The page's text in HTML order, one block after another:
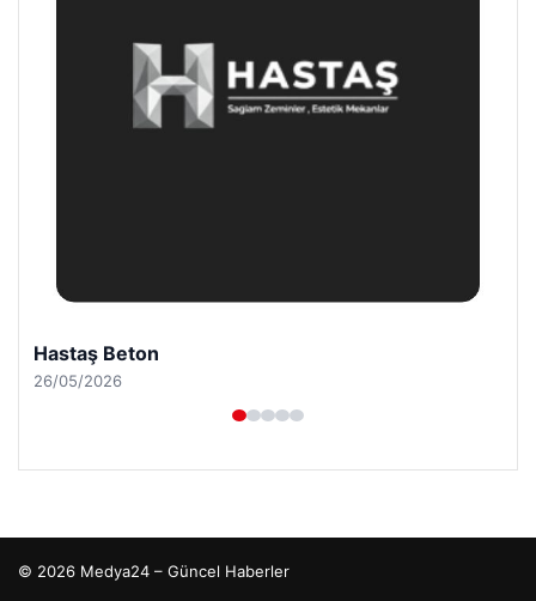
Hastaş Beton
26/05/2026
© 2026 Medya24 – Güncel Haberler